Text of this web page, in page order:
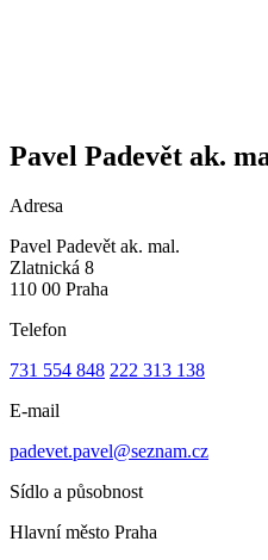
Pavel Padevět ak.
Adresa
Pavel Padevět ak. mal.
Zlatnická 8
110 00 Praha
Telefon
731 554 848 222 313 138
E-mail
padevet.pavel@seznam.cz
Sídlo a působnost
Hlavní město Praha